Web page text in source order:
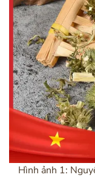
Hình ảnh 1: